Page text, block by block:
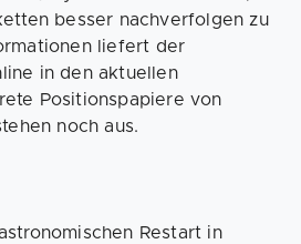
besser nachverfolgen zu
liefert der
in den aktuellen
Positionspapiere von
noch aus.
Restart in